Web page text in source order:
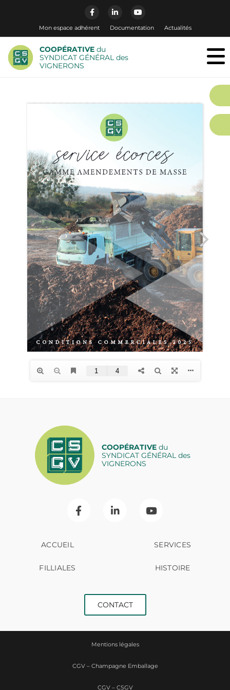
Mon espace adhérent Documentation Actualités
COOPÉRATIVE du
SYNDICAT GÉNÉRAL des
VIGNERONS
COOPÉRATIVEdu
SYNDICAT GÉNÉRAL des
VIGNERONS
ACCUEIL SERVICES
FILLIALES HISTOIRE
CONTACT
Mentions légales
CGV – Champagne Emballage
CGV – CSGV